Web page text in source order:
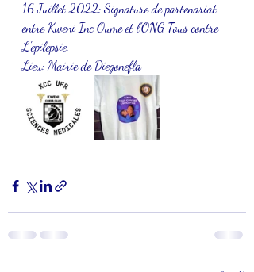
16 Juillet 2022: Signature de partenariat
entre Kweni Inc Oume et l'ONG Tous contre
L'epilepsie.
Lieu: Mairie de Diegonefla